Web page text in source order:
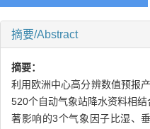
摘要/Abstract
摘要：
利用欧洲中心高分辨数值预报
520个自动气象站降水资料相
著影响的3个气象因子比湿、